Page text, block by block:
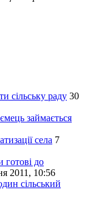
сільську раду 30
займається
села 7
готові до
2011, 10:56
сільський